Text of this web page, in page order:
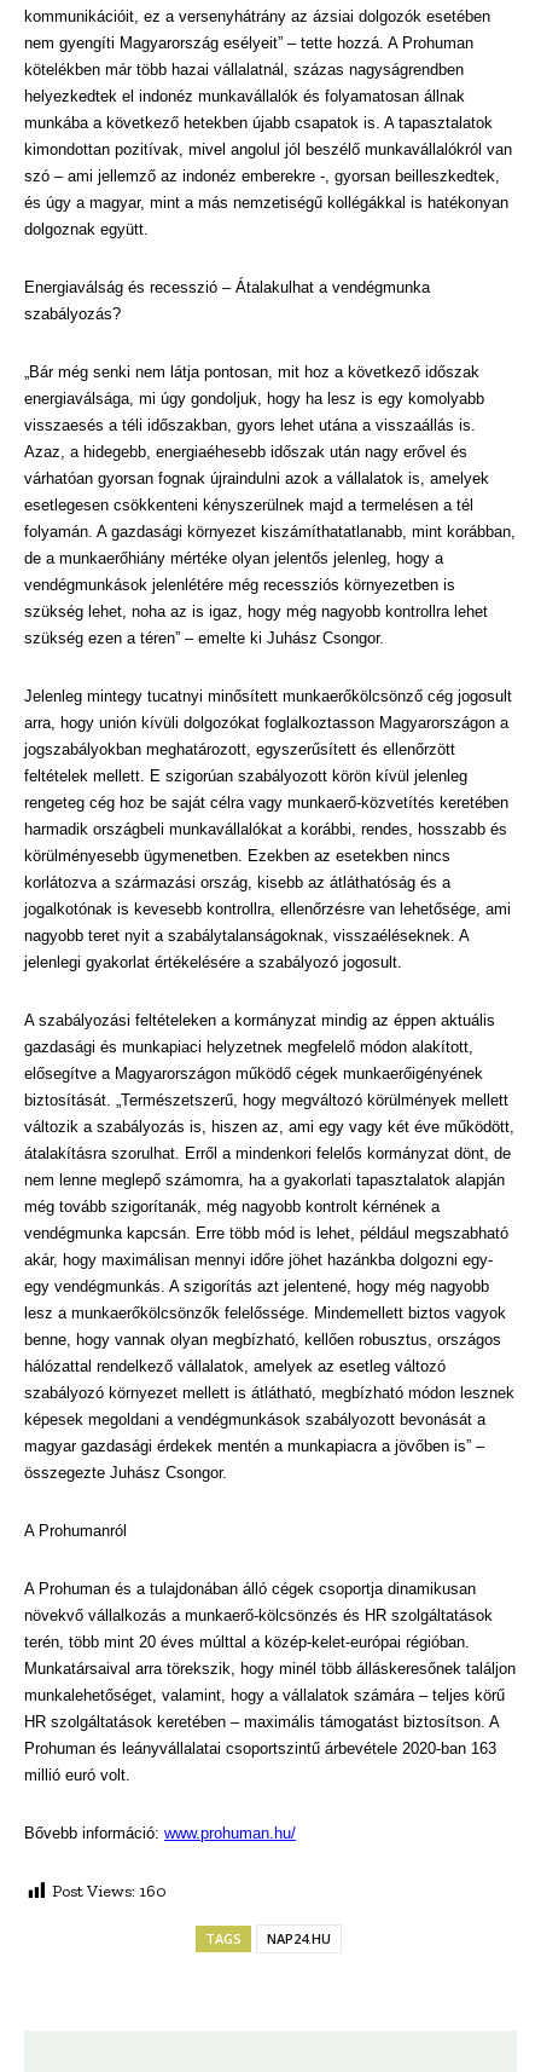
kommunikációit, ez a versenyhátrány az ázsiai dolgozók esetében
nem gyengíti Magyarország esélyeit” – tette hozzá. A Prohuman
kötelékben már több hazai vállalatnál, százas nagyságrendben
helyezkedtek el indonéz munkavállalók és folyamatosan állnak
munkába a következő hetekben újabb csapatok is. A tapasztalatok
kimondottan pozitívak, mivel angolul jól beszélő munkavállalókról van
szó – ami jellemző az indonéz emberekre -, gyorsan beilleszkedtek,
és úgy a magyar, mint a más nemzetiségű kollégákkal is hatékonyan
dolgoznak együtt.
Energiaválság és recesszió – Átalakulhat a vendégmunka
szabályozás?
„Bár még senki nem látja pontosan, mit hoz a következő időszak
energiaválsága, mi úgy gondoljuk, hogy ha lesz is egy komolyabb
visszaesés a téli időszakban, gyors lehet utána a visszaállás is.
Azaz, a hidegebb, energiaéhesebb időszak után nagy erővel és
várhatóan gyorsan fognak újraindulni azok a vállalatok is, amelyek
esetlegesen csökkenteni kényszerülnek majd a termelésen a tél
folyamán. A gazdasági környezet kiszámíthatatlanabb, mint korábban,
de a munkaerőhiány mértéke olyan jelentős jelenleg, hogy a
vendégmunkások jelenlétére még recessziós környezetben is
szükség lehet, noha az is igaz, hogy még nagyobb kontrollra lehet
szükség ezen a téren” – emelte ki Juhász Csongor.
Jelenleg mintegy tucatnyi minősített munkaerőkölcsönző cég jogosult
arra, hogy unión kívüli dolgozókat foglalkoztasson Magyarországon a
jogszabályokban meghatározott, egyszerűsített és ellenőrzött
feltételek mellett. E szigorúan szabályozott körön kívül jelenleg
rengeteg cég hoz be saját célra vagy munkaerő-közvetítés keretében
harmadik országbeli munkavállalókat a korábbi, rendes, hosszabb és
körülményesebb ügymenetben. Ezekben az esetekben nincs
korlátozva a származási ország, kisebb az átláthatóság és a
jogalkotónak is kevesebb kontrollra, ellenőrzésre van lehetősége, ami
nagyobb teret nyit a szabálytalanságoknak, visszaéléseknek. A
jelenlegi gyakorlat értékelésére a szabályozó jogosult.
A szabályozási feltételeken a kormányzat mindig az éppen aktuális
gazdasági és munkapiaci helyzetnek megfelelő módon alakított,
elősegítve a Magyarországon működő cégek munkaerőigényének
biztosítását. „Természetszerű, hogy megváltozó körülmények mellett
változik a szabályozás is, hiszen az, ami egy vagy két éve működött,
átalakításra szorulhat. Erről a mindenkori felelős kormányzat dönt, de
nem lenne meglepő számomra, ha a gyakorlati tapasztalatok alapján
még tovább szigorítanák, még nagyobb kontrolt kérnének a
vendégmunka kapcsán. Erre több mód is lehet, például megszabható
akár, hogy maximálisan mennyi időre jöhet hazánkba dolgozni egy-
egy vendégmunkás. A szigorítás azt jelentené, hogy még nagyobb
lesz a munkaerőkölcsönzők felelőssége. Mindemellett biztos vagyok
benne, hogy vannak olyan megbízható, kellően robusztus, országos
hálózattal rendelkező vállalatok, amelyek az esetleg változó
szabályozó környezet mellett is átlátható, megbízható módon lesznek
képesek megoldani a vendégmunkások szabályozott bevonását a
magyar gazdasági érdekek mentén a munkapiacra a jövőben is” –
összegezte Juhász Csongor.
A Prohumanról
A Prohuman és a tulajdonában álló cégek csoportja dinamikusan
növekvő vállalkozás a munkaerő-kölcsönzés és HR szolgáltatások
terén, több mint 20 éves múlttal a közép-kelet-európai régióban.
Munkatársaival arra törekszik, hogy minél több álláskeresőnek találjon
munkalehetőséget, valamint, hogy a vállalatok számára – teljes körű
HR szolgáltatások keretében – maximális támogatást biztosítson. A
Prohuman és leányvállalatai csoportszintű árbevétele 2020-ban 163
millió euró volt.
Bővebb információ: www.prohuman.hu/
Post Views: 160
TAGS NAP24.HU